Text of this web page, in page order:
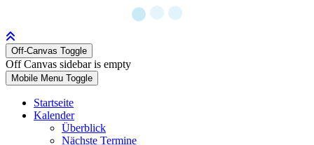
Off-Canvas Toggle
Off Canvas sidebar is empty
Mobile Menu Toggle
Startseite
Kalender
Überblick
Nächste Termine